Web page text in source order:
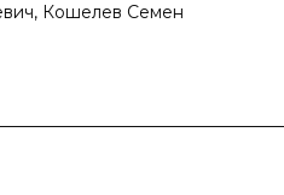
Кошелев Семен